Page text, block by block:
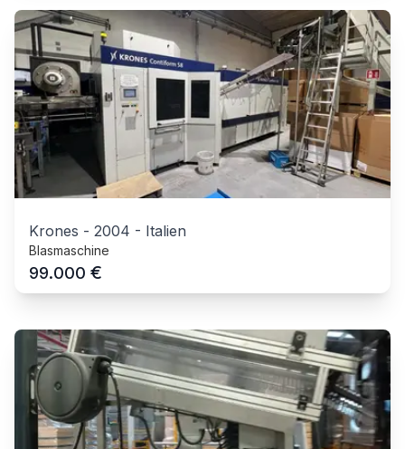
Krones - 2004 - Italien
Blasmaschine
99.000 €